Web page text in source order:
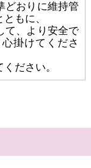
どおりに維持管
もに、
て、より安全で
掛けてくださ
ださい。